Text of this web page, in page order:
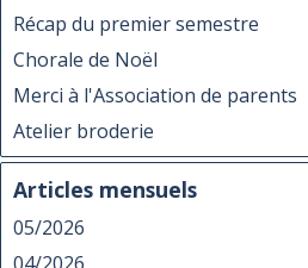
Récap du premier semestre
Chorale de Noël
Merci à l'Association de parents
Atelier broderie
Articles mensuels
05/2026